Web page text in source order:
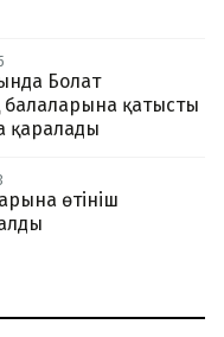
Болат
қатысты
қаралады
өтініш